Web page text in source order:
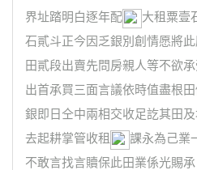
界址踏明白逐年配
大租粟壹
石貳斗正今因乏銀別創情愿將
田貳段出賣先問房親人等不欲
出首承買三面言議依時值盡根
銀即日仝中兩相交收足訖其田
去起耕掌管收租
課永為己業
不敢言找言贖保此田業係光賜